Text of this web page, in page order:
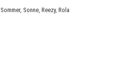
Sommer, Sonne, Reezy, Rola